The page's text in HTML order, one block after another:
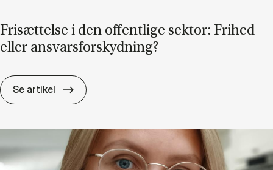
Fri­sæt­tel­se i den of­fent­li­ge sek­tor: Fri­hed
el­ler an­svars­for­skyd­ning?
Se artikel Fri­sæt­tel­se i den of­fent­li­ge sek­tor: Fri­hed